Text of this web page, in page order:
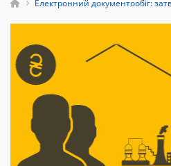
Електронний документообіг: